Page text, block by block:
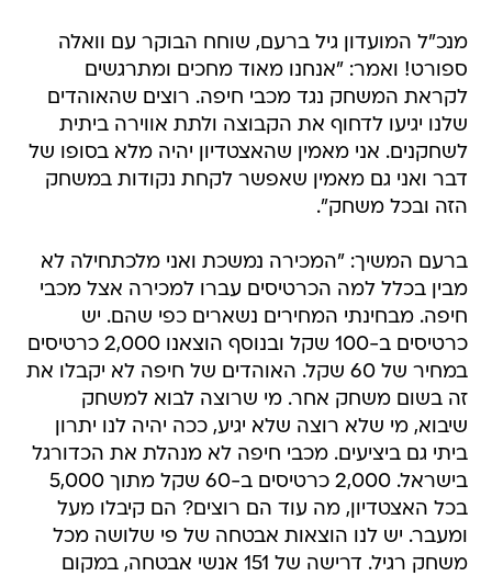
מנכ"ל המועדון גיל ברעם, שוחח הבוקר עם וואלה
ספורט! ואמר: "אנחנו מאוד מחכים ומתרגשים
לקראת המשחק נגד מכבי חיפה. רוצים שהאוהדים
שלנו יגיעו לדחוף את הקבוצה ולתת אווירה ביתית
לשחקנים. אני מאמין שהאצטדיון יהיה מלא בסופו של
דבר ואני גם מאמין שאפשר לקחת נקודות במשחק
הזה ובכל משחק".
ברעם המשיך: "המכירה נמשכת ואני מלכתחילה לא
מבין בכלל למה הכרטיסים עברו למכירה אצל מכבי
חיפה. מבחינתי המחירים נשארים כפי שהם. יש
כרטיסים ב-100 שקל ובנוסף הוצאנו 2,000 כרטיסים
במחיר של 60 שקל. האוהדים של חיפה לא יקבלו את
זה בשום משחק אחר. מי שרוצה לבוא למשחק
שיבוא, מי שלא רוצה שלא יגיע, ככה יהיה לנו יתרון
ביתי גם ביציעים. מכבי חיפה לא מנהלת את הכדורגל
בישראל. 2,000 כרטיסים ב-60 שקל מתוך 5,000
בכל האצטדיון, מה עוד הם רוצים? הם קיבלו מעל
ומעבר. יש לנו הוצאות אבטחה של פי שלושה מכל
משחק רגיל. דרישה של 151 אנשי אבטחה, במקום